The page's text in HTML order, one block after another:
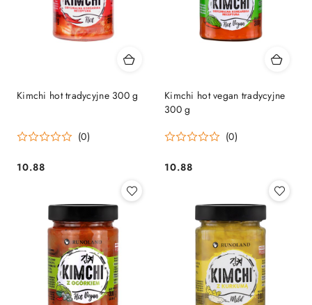
Kimchi hot tradycyjne 300 g
(0)
Cena:
10.88
Kimchi hot vegan tradycyjne
300 g
(0)
Cena:
10.88